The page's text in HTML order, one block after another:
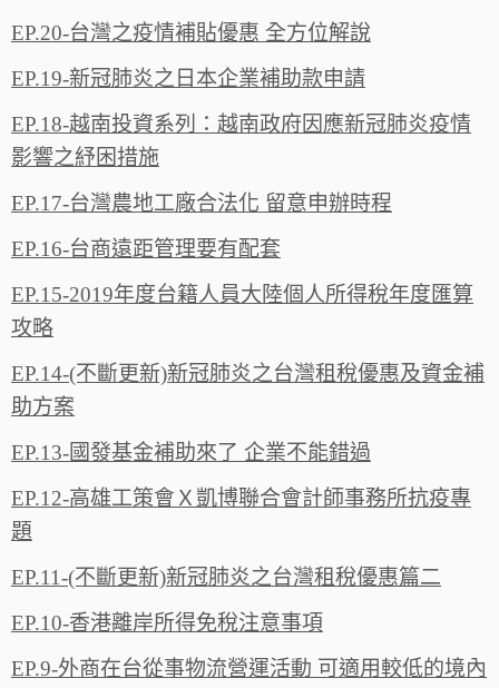
EP.20-台灣之疫情補貼優惠 全方位解說
EP.19-新冠肺炎之日本企業補助款申請
EP.18-越南投資系列：越南政府因應新冠肺炎疫情
影響之紓困措施
EP.17-台灣農地工廠合法化 留意申辦時程
EP.16-台商遠距管理要有配套
EP.15-2019年度台籍人員大陸個人所得稅年度匯算
攻略
EP.14-(不斷更新)新冠肺炎之台灣租稅優惠及資金補
助方案
EP.13-國發基金補助來了 企業不能錯過
EP.12-高雄工策會Ｘ凱博聯合會計師事務所抗疫專
題
EP.11-(不斷更新)新冠肺炎之台灣租稅優惠篇二
EP.10-香港離岸所得免稅注意事項
EP.9-外商在台從事物流營運活動 可適用較低的境內